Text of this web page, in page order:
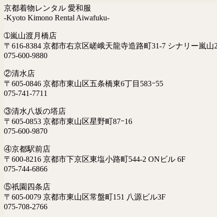
京都着物レンタル 愛和服
-Kyoto Kimono Rental Aiwafuku-
➀嵐山渡月橋店
〒616-8384 京都市右京区嵯峨天龍寺造路町31-7 シナリー嵐山
075-600-9880
②清水店
〒605-0846 京都市東山区五条橋東6丁目583ｰ55
075-741-7711
③清水八坂の塔店
〒605-0853 京都市東山区星野町87ｰ16
075-600-9870
④京都駅前店
〒600-8216 京都市下京区東塩小路町544-2 ONビル 6F
075-744-6866
⑤祇園四条店
〒605-0079 京都市東山区常盤町151 八源ビル3F
075-708-2766